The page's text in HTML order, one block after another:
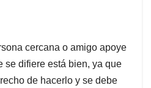
cercana o amigo apoye
se difiere está bien, ya que
de hacerlo y se debe